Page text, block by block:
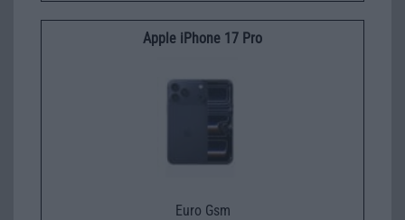
Apple iPhone 17 Pro
Euro Gsm